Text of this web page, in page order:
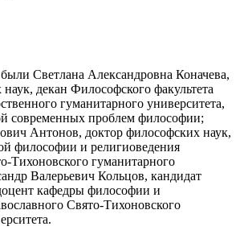
Светлана Александровна Коначева,
декан Философского факультета
гуманитарного университета,
современных проблем философии;
Антонов, доктор философских наук,
философии и религиоведения
Тихоновского гуманитарного
Валерьевич Кольцов, кандидат
кафедры философии и
Свято-Тихоновского